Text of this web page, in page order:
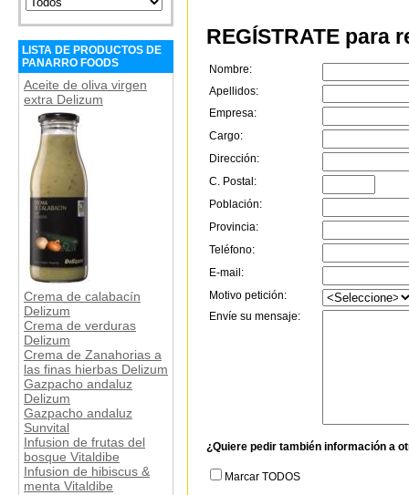
LISTA DE PRODUCTOS DE
PANARRO FOODS
Aceite de oliva virgen
extra Delizum
Crema de calabacín
Delizum
Crema de verduras
Delizum
Crema de Zanahorias a
las finas hierbas Delizum
Gazpacho andaluz
Delizum
Gazpacho andaluz
Sunvital
Infusion de frutas del
bosque Vitaldibe
Infusion de hibiscus &
menta Vitaldibe
REGÍSTRATE para
Nombre:
Apellidos:
Empresa:
Cargo:
Dirección:
C. Postal:
Población:
Provincia:
Teléfono:
E-mail:
Motivo petición:
Envíe su mensaje:
¿Quiere pedir también información a
Marcar TODOS